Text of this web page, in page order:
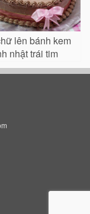
lên bánh kem
nhật trái tim